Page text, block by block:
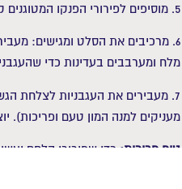
5. מוסיפים לפירורי הפנקו המטוגנים קליפת לימון מגוררת ומערבבים.
6. מרכיבים את הסלט ומגישים:
מלח ומערבבים בעדינות כדי
7. מעבירים את העגבניות לצלחת
מעניקים למנה המון טעם ופריכות).
טיפ פריכות: כדי שפירורי הלחם